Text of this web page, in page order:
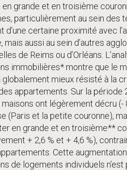
en grande et en troisième
particulièrement au sein des
d’une certaine proximité avec
mais aussi au sein d’autres
de Reims ou d’Orléans.
immobilières* montre que le
globalement mieux résisté à la
appartements. Sur la période
ont légèrement décru (-
(Paris et la petite couronne),
en grande et en troisième**
+ 2,6 % et + 4,6 %),
Cette
de logements individuels n’est